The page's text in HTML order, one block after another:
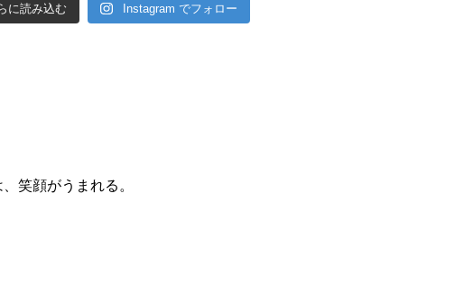
に読み込む Instagram でフォロー
笑顔がうまれる。